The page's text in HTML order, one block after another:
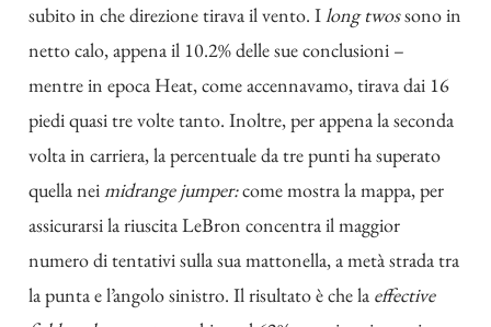
subito in che direzione tirava il vento. Ilong twossono in
netto calo, appena il 10.2% delle sue conclusioni –
mentre in epoca Heat, come accennavamo, tirava dai 16
piedi quasi tre volte tanto. Inoltre, per appena la seconda
volta in carriera, la percentuale da tre punti ha superato
quella neimidrange jumper:come mostra la mappa, per
assicurarsi la riuscita LeBron concentra il maggior
numero di tentativi sulla sua mattonella, a metà stradatra
la punta e l’angolo sinistro. Il risultato è che la effective